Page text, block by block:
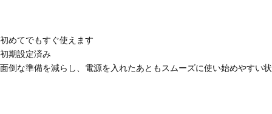
初めてでもすぐ使えます
初期設定済み
面倒な準備を減らし、電源を入れたあともスムーズに使い始めやすい